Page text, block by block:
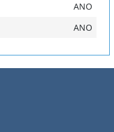
ANO
ANO